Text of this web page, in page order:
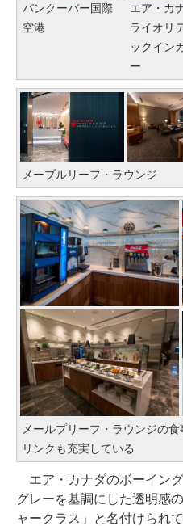
バンクーバー国際
空港
エア・カ
ライオリ
ックイン
ー
メープルリーフ・ラウンジ
メールプリーフ・ラウンジの
リンクも充実している
エア・カナダのボーイン
グレーを基調にした透明感
ャークラス」と名付けられ